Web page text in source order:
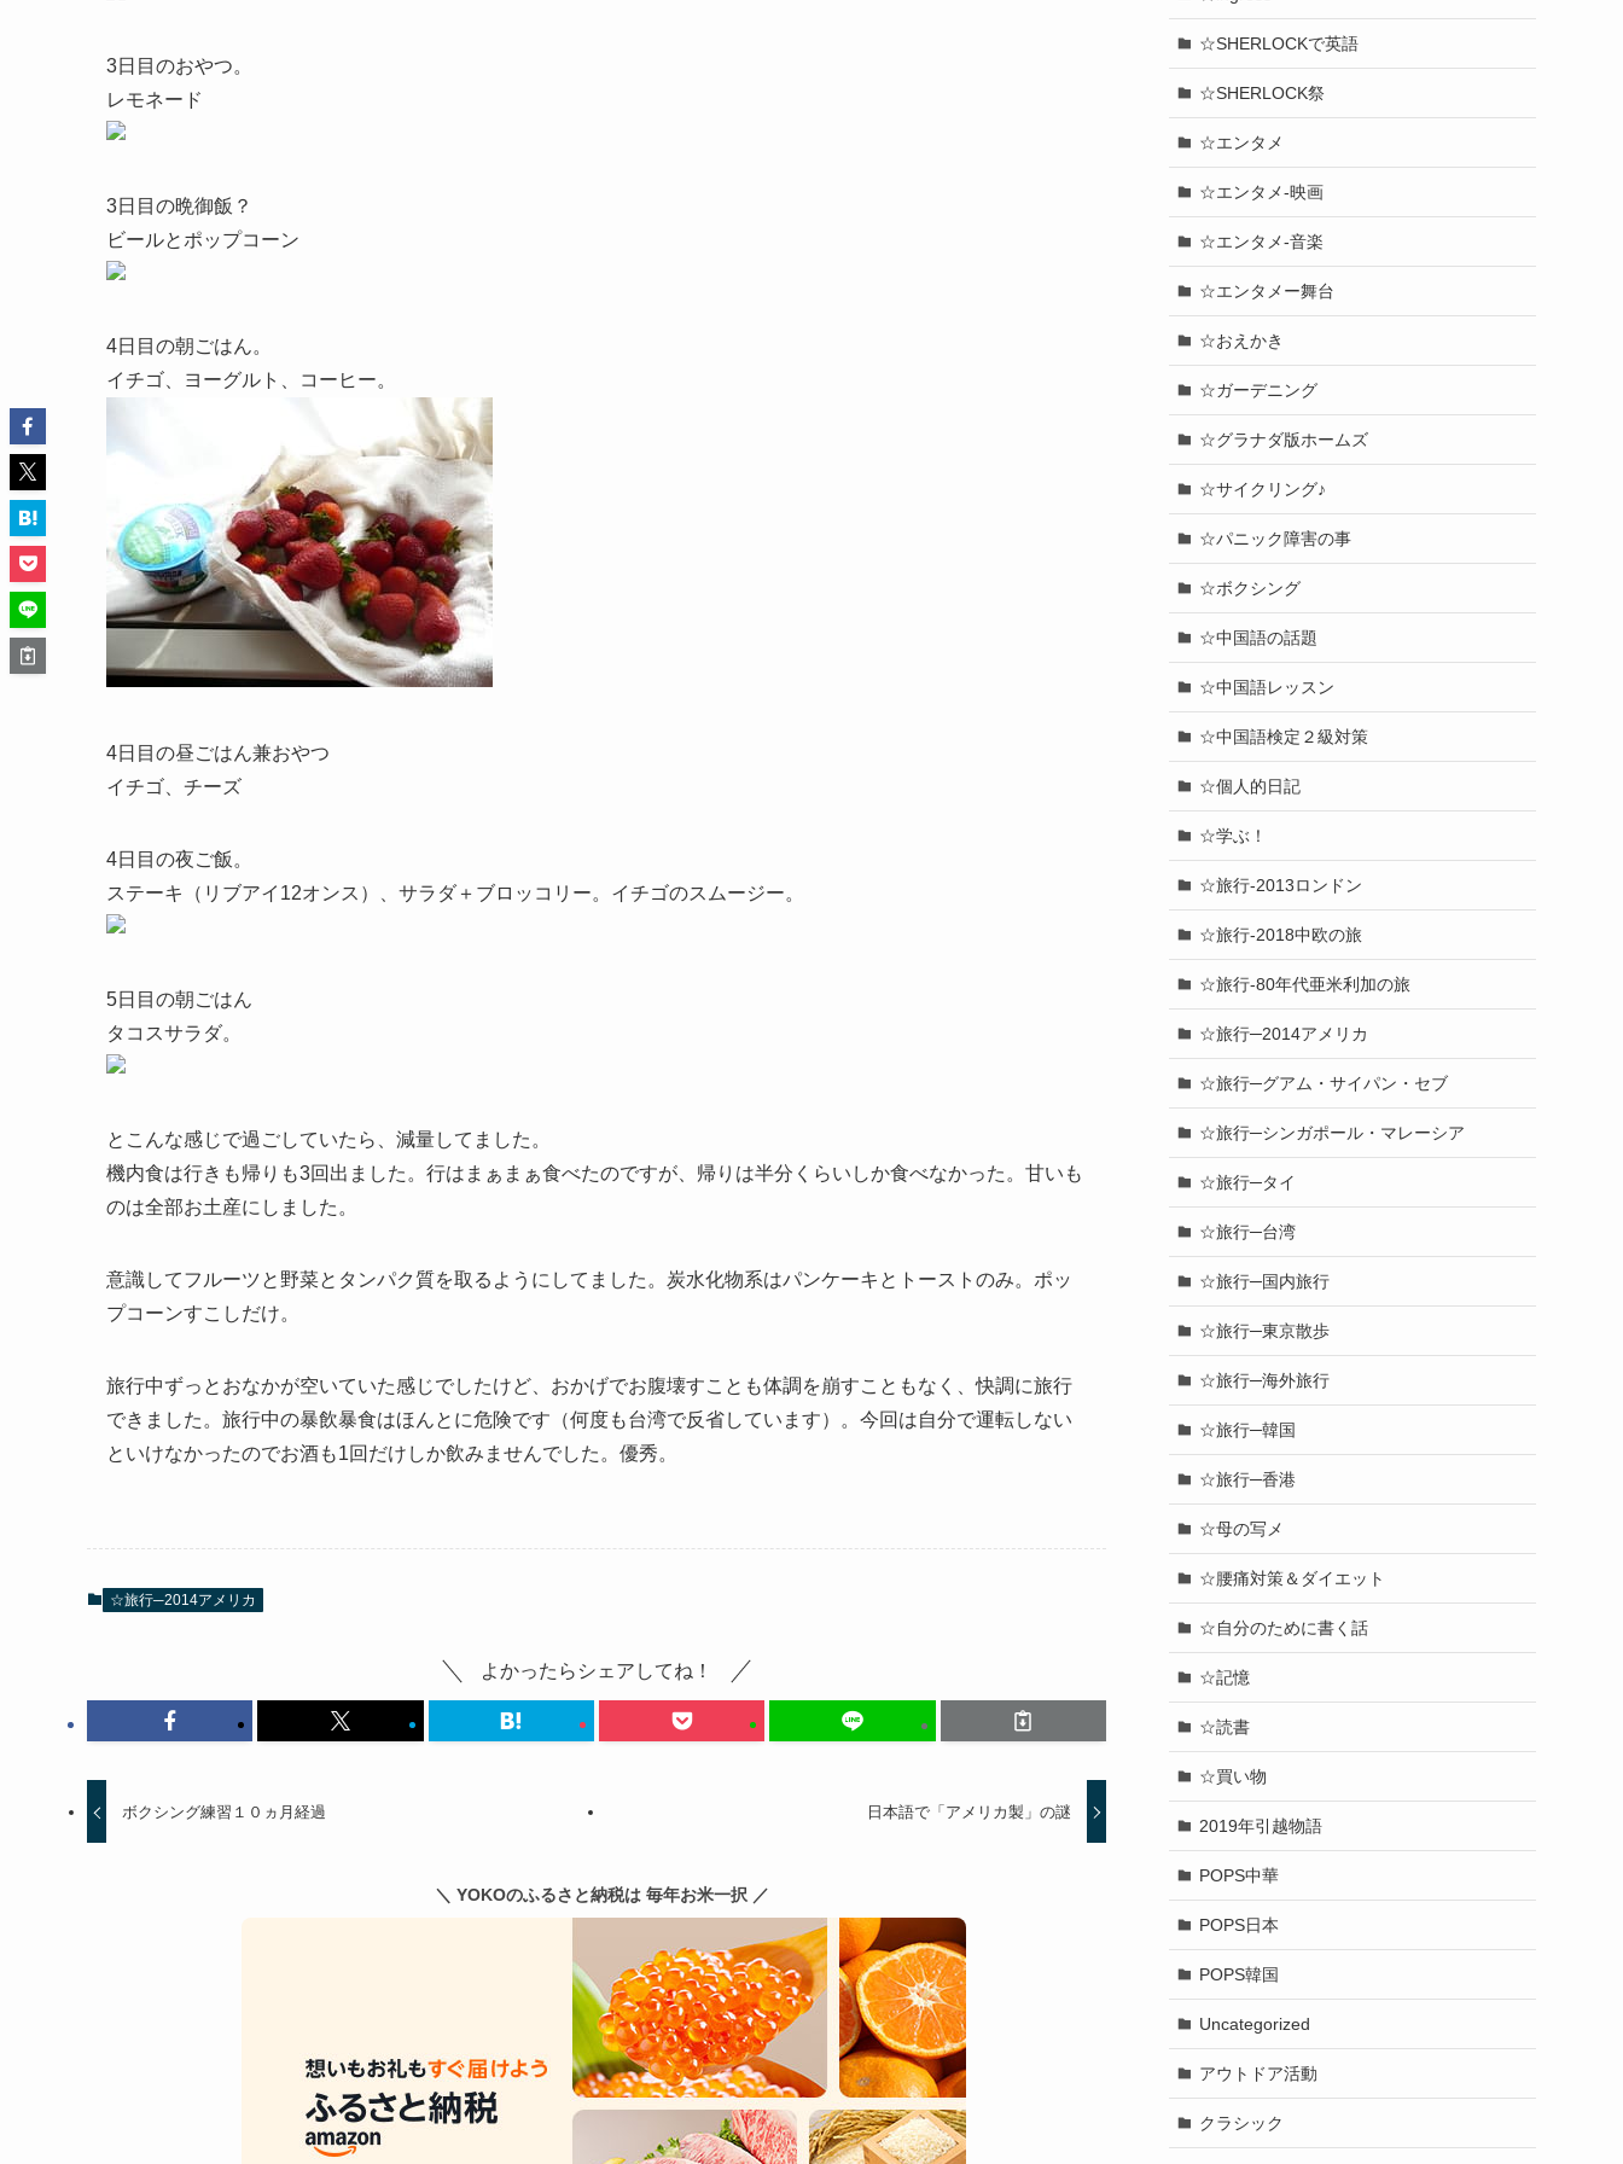
3日目のおやつ。
レモネード
3日目の晩御飯？
ビールとポップコーン
4日目の朝ごはん。
イチゴ、ヨーグルト、コーヒー。
4日目の昼ごはん兼おやつ
イチゴ、チーズ
4日目の夜ご飯。
ステーキ（リブアイ12オンス）、サラダ＋ブロッコリー。イチゴのスムージー。
5日目の朝ごはん
タコスサラダ。
とこんな感じで過ごしていたら、減量してました。
機内食は行きも帰りも3回出ました。行はまぁまぁ食べたのですが、帰りは半分くらいしか食べなかった。甘いも
のは全部お土産にしました。
意識してフルーツと野菜とタンパク質を取るようにしてました。炭水化物系はパンケーキとトーストのみ。ポッ
プコーンすこしだけ。
旅行中ずっとおなかが空いていた感じでしたけど、おかげでお腹壊すことも体調を崩すこともなく、快調に旅行
できました。旅行中の暴飲暴食はほんとに危険です（何度も台湾で反省しています）。今回は自分で運転しない
といけなかったのでお酒も1回だけしか飲みませんでした。優秀。
☆旅行─2014アメリカ
よかったらシェアしてね！
ボクシング練習１０ヵ月経過 日本語で「アメリカ製」の謎
＼ YOKOのふるさと納税は 毎年お米一択 ／
☆SHERLOCKで英語
☆SHERLOCK祭
☆エンタメ
☆エンタメ-映画
☆エンタメ-音楽
☆エンタメー舞台
☆おえかき
☆ガーデニング
☆グラナダ版ホームズ
☆サイクリング♪
☆パニック障害の事
☆ボクシング
☆中国語の話題
☆中国語レッスン
☆中国語検定２級対策
☆個人的日記
☆学ぶ！
☆旅行-2013ロンドン
☆旅行-2018中欧の旅
☆旅行-80年代亜米利加の旅
☆旅行─2014アメリカ
☆旅行─グアム・サイパン・セブ
☆旅行─シンガポール・マレーシア
☆旅行─タイ
☆旅行─台湾
☆旅行─国内旅行
☆旅行─東京散歩
☆旅行─海外旅行
☆旅行─韓国
☆旅行─香港
☆母の写メ
☆腰痛対策＆ダイエット
☆自分のために書く話
☆記憶
☆読書
☆買い物
2019年引越物語
POPS中華
POPS日本
POPS韓国
Uncategorized
アウトドア活動
クラシック